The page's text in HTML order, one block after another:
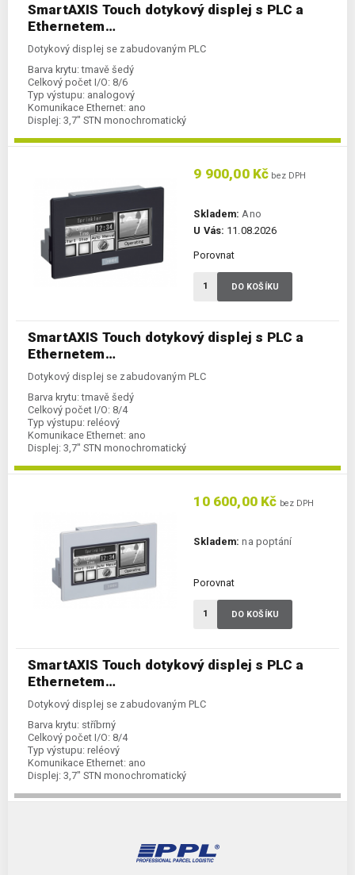
SmartAXIS Touch dotykový displej s PLC a
Ethernetem…
Dotykový displej se zabudovaným PLC
Barva krytu: tmavě šedý
Celkový počet I/O: 8/6
Typ výstupu: analogový
Komunikace Ethernet: ano
Displej: 3,7" STN monochromatický
Kategorie: displej s PLC
SmartAXIS Touch dotykový displej s PLC a
Ethernetem…
Dotykový displej se zabudovaným PLC
Barva krytu: tmavě šedý
Celkový počet I/O: 8/4
Typ výstupu: reléový
Komunikace Ethernet: ano
Displej: 3,7" STN monochromatický
Kategorie: displej s PLC
9 900,00 Kč bez DPH
Skladem: Ano
U Vás: 11.08.2026
Porovnat
DO KOŠÍKU
SmartAXIS Touch dotykový displej s PLC a
Ethernetem…
Dotykový displej se zabudovaným PLC
Barva krytu: stříbrný
Celkový počet I/O: 8/4
Typ výstupu: reléový
Komunikace Ethernet: ano
Displej: 3,7" STN monochromatický
Kategorie: displej s PLC
10 600,00 Kč bez DPH
Skladem: na poptání
Porovnat
DO KOŠÍKU